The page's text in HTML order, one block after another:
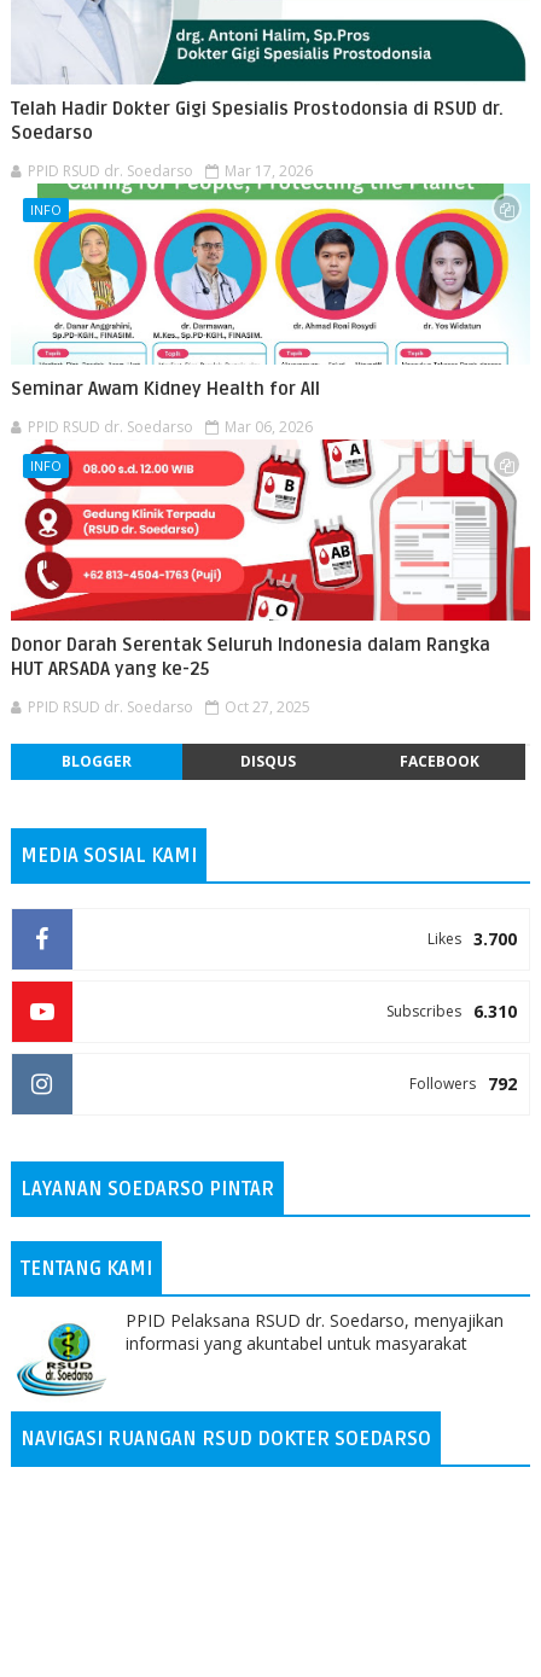
Telah Hadir Dokter Gigi Spesialis Prostodonsia di RSUD dr.
Soedarso
PPID RSUD dr. Soedarso Mar 17, 2026
INFO
Seminar Awam Kidney Health for All
PPID RSUD dr. Soedarso Mar 06, 2026
INFO
Donor Darah Serentak Seluruh Indonesia dalam Rangka
HUT ARSADA yang ke-25
PPID RSUD dr. Soedarso Oct 27, 2025
BLOGGER DISQUS FACEBOOK
MEDIA SOSIAL KAMI
3.700
Likes
6.310
Subscribes
792
Followers
LAYANAN SOEDARSO PINTAR
TENTANG KAMI
PPID Pelaksana RSUD dr. Soedarso, menyajikan
informasi yang akuntabel untuk masyarakat
NAVIGASI RUANGAN RSUD DOKTER SOEDARSO